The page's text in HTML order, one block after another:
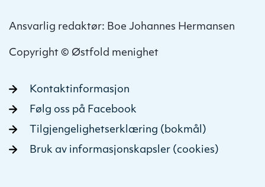
Ansvarlig redaktør: Boe Johannes Hermansen
Copyright © Østfold menighet
Kontaktinformasjon
Følg oss på Facebook
Tilgjengelighetserklæring (bokmål)
Bruk av informasjonskapsler (cookies)